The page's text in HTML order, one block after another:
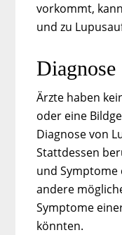
vorkommt,
und zu
Diagnose
Ärzte haben
oder eine
Diagnose von
Stattdessen
und Symptome
andere
Symptome
könnten.